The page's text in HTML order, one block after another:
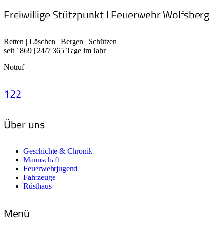
Freiwillige Stützpunkt I Feuerwehr Wolfsberg
Retten | Löschen | Bergen | Schützen
seit 1869 | 24/7 365 Tage im Jahr
Notruf
122
Über uns
Geschichte & Chronik
Mannschaft
Feuerwehrjugend
Fahrzeuge
Rüsthaus
Menü